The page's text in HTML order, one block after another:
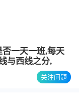
一天一班,每天
与西线之分,
关注问题